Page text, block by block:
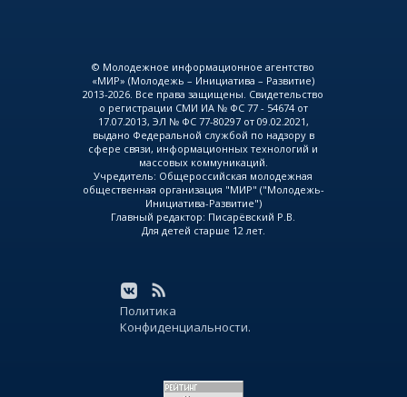
© Молодежное информационное агентство
«МИР» (Молодежь – Инициатива – Развитие)
2013-2026. Все права защищены. Свидетельство
о регистрации СМИ ИА № ФС 77 - 54674 от
17.07.2013, ЭЛ № ФС 77-80297 от 09.02.2021,
выдано Федеральной службой по надзору в
сфере связи, информационных технологий и
массовых коммуникаций.
Учредитель: Общероссийская молодежная
общественная организация "МИР" ("Молодежь-
Инициатива-Развитие")
Главный редактор: Писарёвский Р.В.
Для детей старше 12 лет.
Политика
Конфиденциальности.